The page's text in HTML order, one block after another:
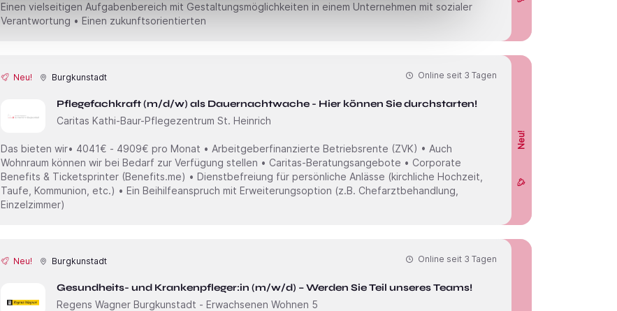
Einen vielseitigen Aufgabenbereich mit Gestaltungsmöglichkeiten in einem Unternehmen mit sozialer
Verantwortung • Einen zukunftsorientierten
Neu! Burgkunstadt
Pflegefachkraft (m/d/w) als Dauernachtwache - Hier können Sie durchstarten!
Caritas Kathi-Baur-Pflegezentrum St. Heinrich
Neu!
Online seit 3 Tagen
Das bieten wir• 4041€ - 4909€ pro Monat • Arbeitgeberfinanzierte Betriebsrente (ZVK) • Auch
Wohnraum können wir bei Bedarf zur Verfügung stellen • Caritas-Beratungsangebote • Corporate
Benefits & Ticketsprinter (Benefits.me) • Dienstbefreiung für persönliche Anlässe (kirchliche Hochzeit,
Taufe, Kommunion, etc.) • Ein Beihilfeanspruch mit Erweiterungsoption (z.B. Chefarztbehandlung,
Einzelzimmer)
Neu! Burgkunstadt
Gesundheits- und Krankenpfleger:in (m/w/d) – Werden Sie Teil unseres Teams!
Regens Wagner Burgkunstadt - Erwachsenen Wohnen 5
Online seit 3 Tagen